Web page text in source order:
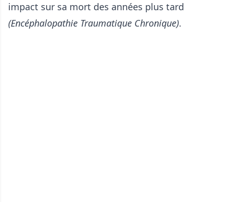
impact sur sa mort des années plus tard
(Encéphalopathie Traumatique Chronique).